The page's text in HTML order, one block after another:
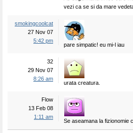
vezi ca se si da mare
smokingcoolcat
27 Nov 07
5:42 pm
pare simpatic! eu mi-l iau
32
29 Nov 07
8:26 am
urata creatura.
Flow
13 Feb 08
1:11 am
Se aseamana la fizionomie